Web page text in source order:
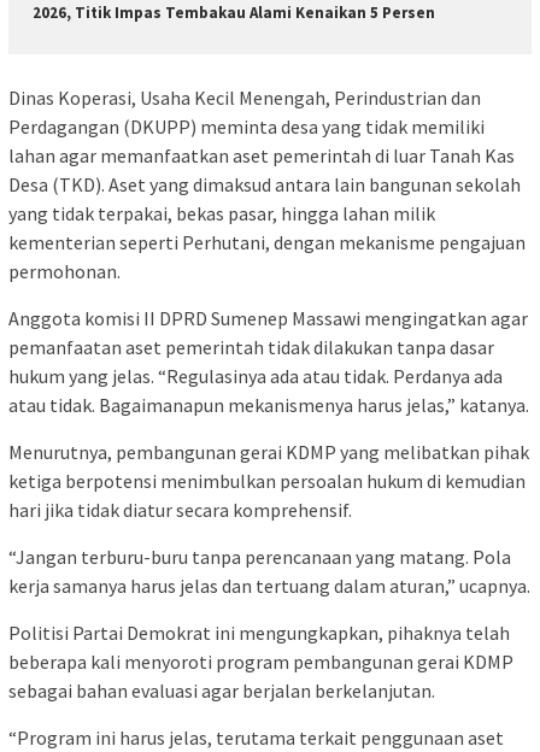
2026, Titik Impas Tembakau Alami Kenaikan 5 Persen
Dinas Koperasi, Usaha Kecil Menengah, Perindustrian dan
Perdagangan (DKUPP) meminta desa yang tidak memiliki
lahan agar memanfaatkan aset pemerintah di luar Tanah Kas
Desa (TKD). Aset yang dimaksud antara lain bangunan sekolah
yang tidak terpakai, bekas pasar, hingga lahan milik
kementerian seperti Perhutani, dengan mekanisme pengajuan
permohonan.
Anggota komisi II DPRD Sumenep Massawi mengingatkan agar
pemanfaatan aset pemerintah tidak dilakukan tanpa dasar
hukum yang jelas. “Regulasinya ada atau tidak. Perdanya ada
atau tidak. Bagaimanapun mekanismenya harus jelas,” katanya.
Menurutnya, pembangunan gerai KDMP yang melibatkan pihak
ketiga berpotensi menimbulkan persoalan hukum di kemudian
hari jika tidak diatur secara komprehensif.
“Jangan terburu-buru tanpa perencanaan yang matang. Pola
kerja samanya harus jelas dan tertuang dalam aturan,” ucapnya.
Politisi Partai Demokrat ini mengungkapkan, pihaknya telah
beberapa kali menyoroti program pembangunan gerai KDMP
sebagai bahan evaluasi agar berjalan berkelanjutan.
“Program ini harus jelas, terutama terkait penggunaan aset